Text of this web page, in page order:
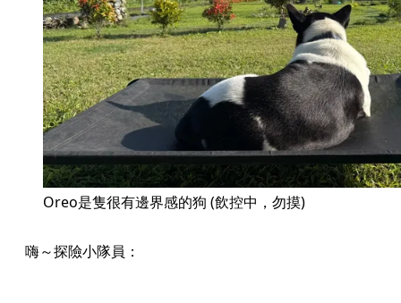
Oreo是隻很有邊界感的狗 (飲控中，勿摸)
嗨～探險小隊員：